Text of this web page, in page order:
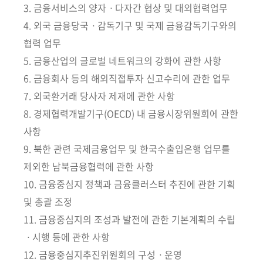
3. 금융서비스의 양자ㆍ다자간 협상 및 대외협력업무
4. 외국 금융당국ㆍ감독기구 및 국제 금융감독기구와의
협력 업무
5. 금융산업의 글로벌 네트워크의 강화에 관한 사항
6. 금융회사 등의 해외직접투자 신고수리에 관한 업무
7. 외국환거래 당사자 제재에 관한 사항
8. 경제협력개발기구(OECD) 내 금융시장위원회에 관한
사항
9. 북한 관련 국제금융업무 및 한국수출입은행 업무를
제외한 남북금융협력에 관한 사항
10. 금융중심지 정책과 금융클러스터 추진에 관한 기획
및 총괄 조정
11. 금융중심지의 조성과 발전에 관한 기본계획의 수립
ㆍ시행 등에 관한 사항
12. 금융중심지추진위원회의 구성ㆍ운영